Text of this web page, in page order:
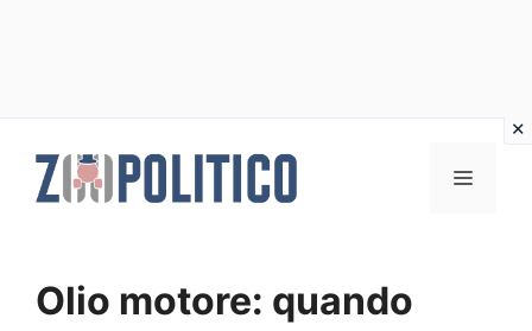
MENU
Olio motore: quando